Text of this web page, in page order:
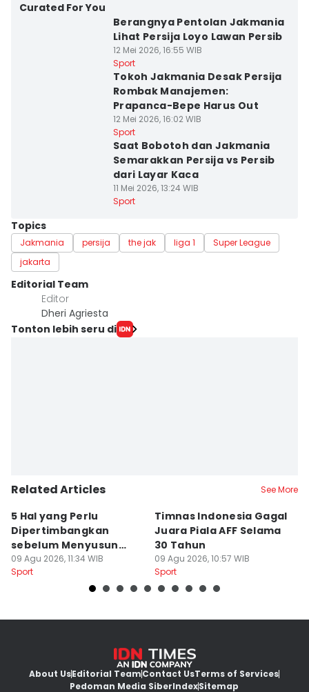
Curated For You
Berangnya Pentolan Jakmania
Lihat Persija Loyo Lawan Persib
12 Mei 2026, 16:55 WIB
Sport
Tokoh Jakmania Desak Persija
Rombak Manajemen:
Prapanca-Bepe Harus Out
12 Mei 2026, 16:02 WIB
Sport
Saat Bobotoh dan Jakmania
Semarakkan Persija vs Persib
dari Layar Kaca
11 Mei 2026, 13:24 WIB
Sport
Topics
Jakmania persija the jak liga 1
Super League
jakarta
Editorial Team
Editor
Dheri Agriesta
Tonton lebih seru di
Related Articles See More
5 Hal yang Perlu
Dipertimbangkan
sebelum Menyusun
Program Gym
09 Agu 2026, 11:34 WIB
Sport
Timnas Indonesia Gagal
Juara Piala AFF Selama
30 Tahun
09 Agu 2026, 10:57 WIB
Sport
About UsEditorial TeamContact UsTerms of Services
Pedoman Media SiberIndexSitemap